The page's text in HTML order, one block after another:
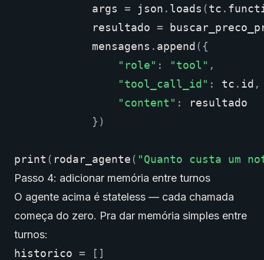
args = json . loads (tc .
resultado =
mensagens . append ({
"role" : "tool" ,
"tool_call_id" : tc . id ,
"content" :
resultado
})
print ( rodar_agente( "Quanto custa um
Passo 4: adicionar memória entre turnos
O agente acima é stateless — cada chamada
começa do zero. Pra dar memória simples entre
turnos:
historico = []